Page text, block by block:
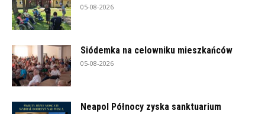
05-08-2026
Siódemka na celowniku mieszkańców
05-08-2026
Neapol Północy zyska sanktuarium